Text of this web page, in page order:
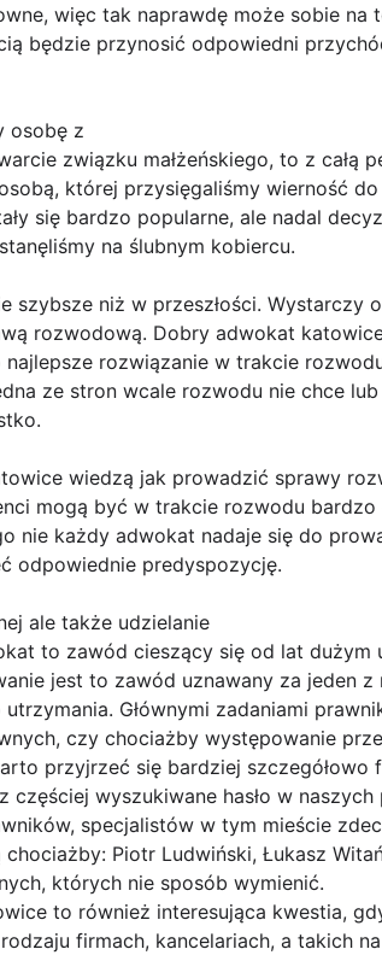
więc tak naprawdę może sobie na
będzie przynosić odpowiedni
osobę z
związku małżeńskiego, to z całą
której przysięgaliśmy wierność
się bardzo popularne, ale nadal
na ślubnym kobiercu.
szybsze niż w przeszłości. Wystarczy
rozwodową. Dobry adwokat
rozwiązanie w trakcie
ze stron wcale rozwodu nie chce
wiedzą jak prowadzić sprawy
mogą być w trakcie rozwodu
nie każdy adwokat nadaje się do
odpowiednie predyspozycję.
ale także udzielanie
to zawód cieszący się od lat
jest to zawód uznawany za jeden
Głównymi zadaniami
czy chociażby występowanie
przyjrzeć się bardziej
wyszukiwane hasło w
specjalistów w tym mieście
Piotr Ludwiński, Łukasz
których nie sposób wymienić.
to również interesująca kwestia,
firmach, kancelariach, a takich